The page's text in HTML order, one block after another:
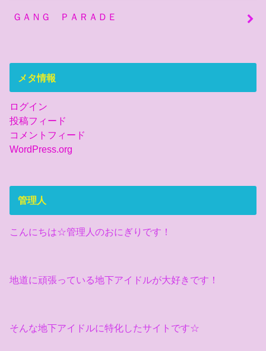
ＧＡＮＧ ＰＡＲＡＤＥ
メタ情報
ログイン
投稿フィード
コメントフィード
WordPress.org
管理人
こんにちは☆管理人のおにぎりです！
地道に頑張っている地下アイドルが大好きです！
そんな地下アイドルに特化したサイトです☆